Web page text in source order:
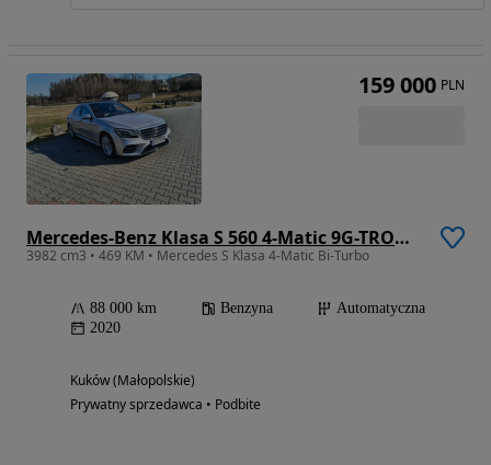
Mercedes-Benz Klasa S 560 4-Matic 9G-TRONIC
3982 cm3 • 469 KM • Mercedes S Klasa 4-Matic Bi-Turbo
88 000 km Benzyna
Automatyczna
2020
Kuków (Małopolskie)
Prywatny sprzedawca • Podbite
159 000 PLN